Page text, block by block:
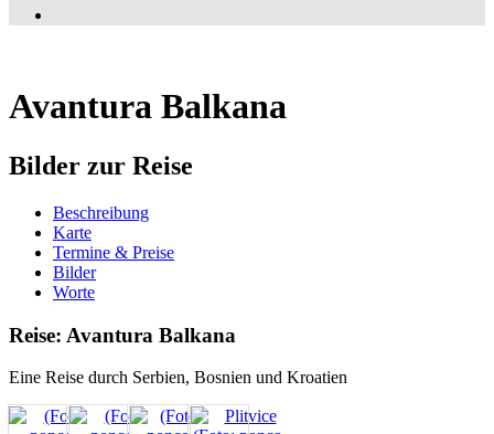
Avantura Balkana
Bilder zur Reise
Beschreibung
Karte
Termine & Preise
Bilder
Worte
Reise: Avantura Balkana
Eine Reise durch Serbien, Bosnien und Kroatien